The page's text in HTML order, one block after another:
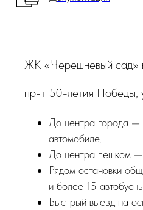
ЖК «Черешневый сад»
пр-т 50-летия Победы,
До центра города —
автомобиле.
До центра пешком
Рядом остановки
и более 15
Быстрый выезд на